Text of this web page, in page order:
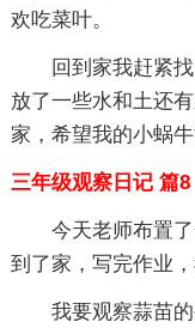
欢吃菜叶。
回到家我赶紧
放了一些水和土还
家，希望我的小蜗
三年级观察日记 篇8
今天老师布置
到了家，写完作业，
我要观察蒜苗